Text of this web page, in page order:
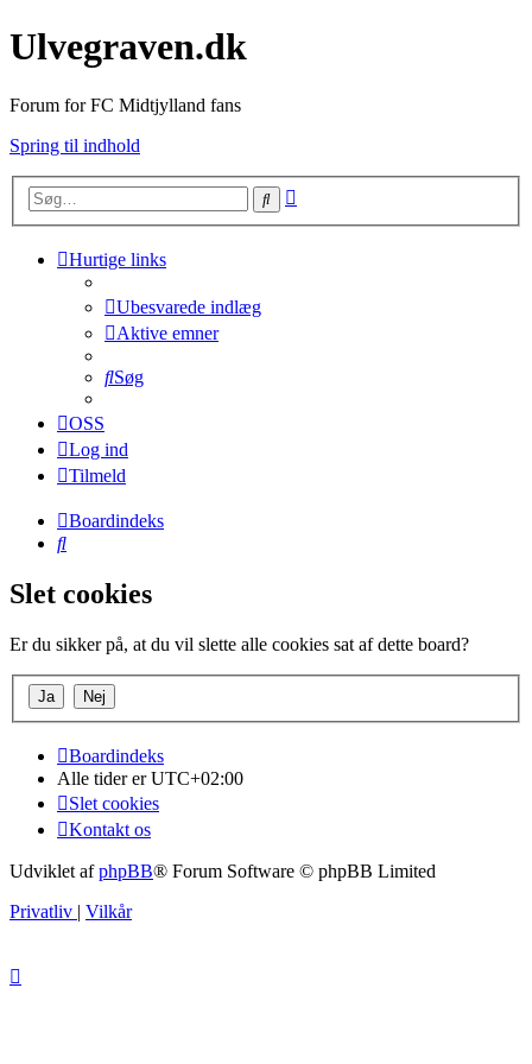
Ulvegraven.dk
Forum for FC Midtjylland fans
Spring til indhold
Søg
Hurtige links
Ubesvarede indlæg
Aktive emner
Søg
OSS
Log ind
Tilmeld
Boardindeks
Søg
Slet cookies
Er du sikker på, at du vil slette alle cookies sat af dette board?
Boardindeks
Alle tider erUTC+02:00
Slet cookies
Kontakt os
Udviklet afphpBB® Forum Software © phpBB Limited
Privatliv | Vilkår